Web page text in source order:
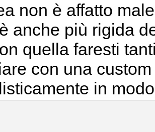
non è affatto
anche più rigida
quella faresti
con una
in